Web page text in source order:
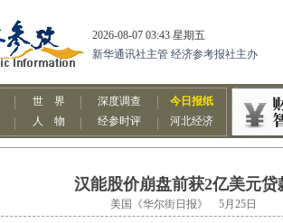
汉能股价崩盘前获2亿美元贷
美国《华尔街日报》 5月25日